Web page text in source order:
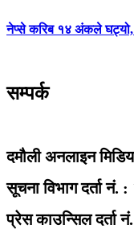
नेप्से करिब १४ अंकले घट्यो,
सम्पर्क
दमौली अनलाइन
सूचना विभाग दर्ता
प्रेस काउन्सिल दर्ता